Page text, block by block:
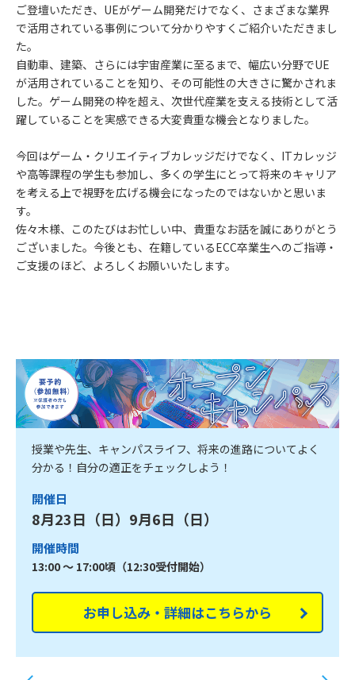
ご登壇いただき、UEがゲーム開発だけでなく、さまざまな業界
で活用されている事例について分かりやすくご紹介いただきまし
た。
自動車、建築、さらには宇宙産業に至るまで、幅広い分野でUE
が活用されていることを知り、その可能性の大きさに驚かされま
した。ゲーム開発の枠を超え、次世代産業を支える技術として活
躍していることを実感できる大変貴重な機会となりました。
今回はゲーム・クリエイティブカレッジだけでなく、ITカレッジ
や高等課程の学生も参加し、多くの学生にとって将来のキャリア
を考える上で視野を広げる機会になったのではないかと思いま
す。
佐々木様、このたびはお忙しい中、貴重なお話を誠にありがとう
ございました。今後とも、在籍しているECC卒業生へのご指導・
ご支援のほど、よろしくお願いいたします。
授業や先生、キャンパスライフ、将来の進路についてよく
分かる！自分の適正をチェックしよう！
開催日
8月23日（日）9月6日（日）
開催時間
13:00 ～ 17:00頃（12:30受付開始）
お申し込み・詳細はこちらから